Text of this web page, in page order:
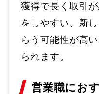
獲得で長く取引
をしやすい、新
らう可能性が高
られます。
営業職にお